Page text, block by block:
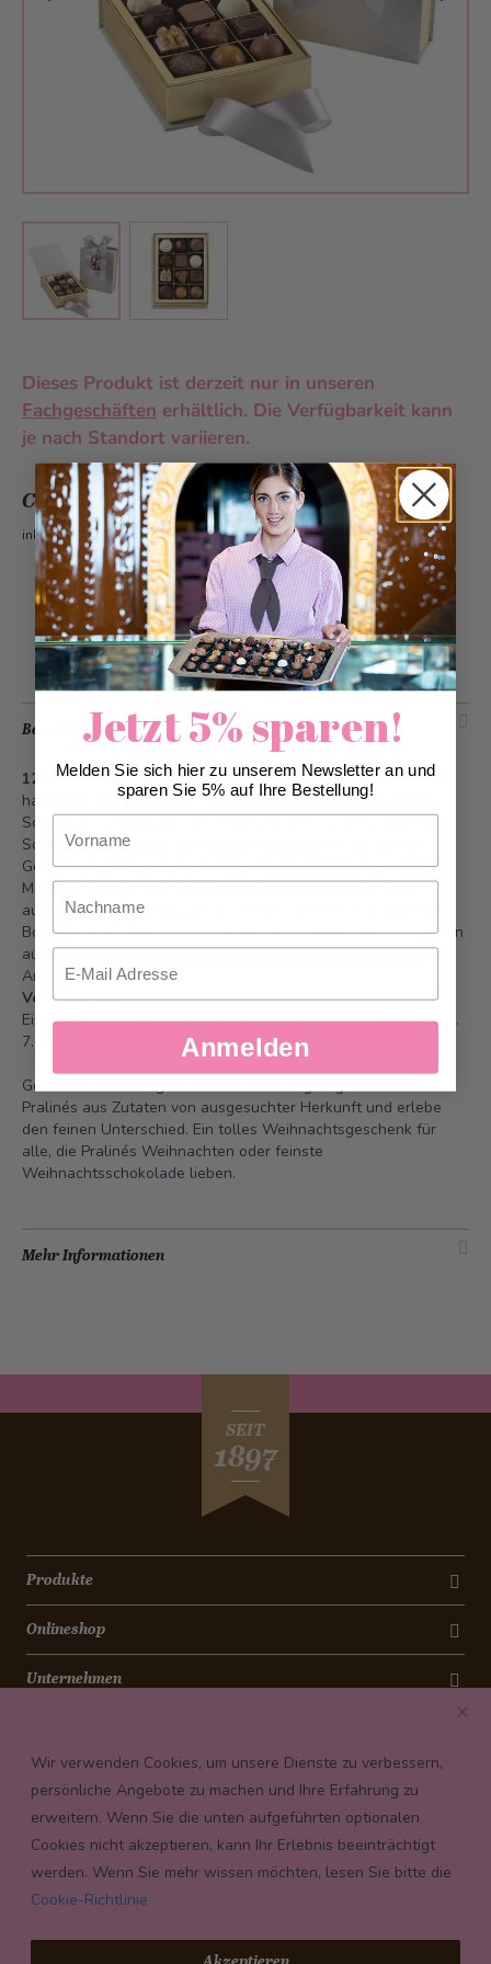
View larger imageView larger image
Dieses Produkt ist derzeit nur in unseren
Fachgeschäften erhältlich. Die Verfügbarkeit kann
je nach Standort variieren.
CHF 22.90
inkl. 2.6% MwSt.
Zur Wunschliste hinzufügen
Beschreibung
12er Pralinés Glamour Box– Eine feine Auswahl von zwölf
handgefertigten Pralinés – sorgfältig hergestellt aus bester
Schweizer Schokolade. Die Mischung vereint verschiedene
Sorten ohne Alkohol, harmonisch abgestimmt und zart im
Geschmack. Mit hochwertigen Zutaten wie Haselnüssen,
Mandeln, Vanille und fruchtigen Akzenten entsteht eine
ausgewogene Komposition mit feinem Schmelz. Die Glamour
Box 12er überzeugt durch ihre elegante Präsentation und ihren
authentischen Confiserie-Charakter – ein Genuss für jeden
Anlass.
Verfügbarkeit
Einzeln erhältlich online und in unseren Fachgeschäften ab ca.
7. November – solange Vorrat.
Geniesse die unvergleichbaren und einzigartigen Bachmann-
Pralinés aus Zutaten von ausgesuchter Herkunft und erlebe
den feinen Unterschied. Ein tolles Weihnachtsgeschenk für
alle, die Pralinés Weihnachten oder feinste
Weihnachtsschokolade lieben.
Mehr Informationen
SEIT
1897
Produkte
Onlineshop
Unternehmen
Payment conditions
Wir verwenden Cookies, um unsere Dienste zu verbessern,
persönliche Angebote zu machen und Ihre Erfahrung zu
erweitern. Wenn Sie die unten aufgeführten optionalen
Cookies nicht akzeptieren, kann Ihr Erlebnis beeinträchtigt
werden. Wenn Sie mehr wissen möchten, lesen Sie bitte die
Cookie-Richtlinie
© 2026 Confiserie Bachmann, Luzern
Jetzt 5% sparen!
Melden Sie sich hier zu unserem Newsletter an und
sparen Sie 5% auf Ihre Bestellung!
Nachname
Anmelden